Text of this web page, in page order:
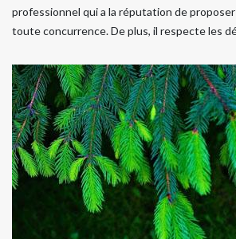
professionnel qui a la réputation de
toute concurrence. De plus, il respecte les